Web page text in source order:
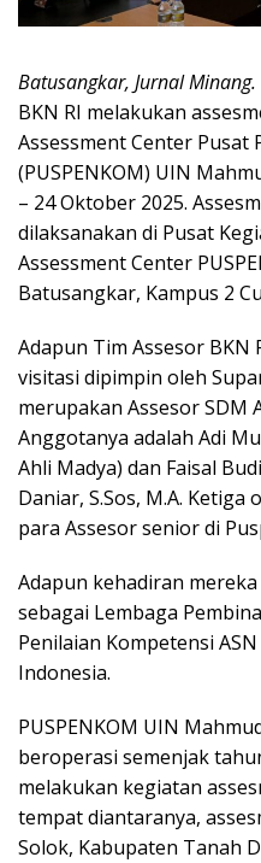
Batusangkar, Jurnal Minang.
BKN RI melakukan
Assessment Center Pusat
(PUSPENKOM) UIN
– 24 Oktober 2025.
dilaksanakan di Pusat
Assessment Center
Batusangkar, Kampus 2
Adapun Tim Assesor
visitasi dipimpin oleh
merupakan Assesor SDM
Anggotanya adalah Adi
Ahli Madya) dan Faisal
Daniar, S.Sos, M.A.
para Assesor senior di
Adapun kehadiran
sebagai Lembaga
Penilaian Kompetensi
Indonesia.
PUSPENKOM UIN
beroperasi semenjak
melakukan kegiatan
tempat diantaranya,
Solok, Kabupaten Tanah